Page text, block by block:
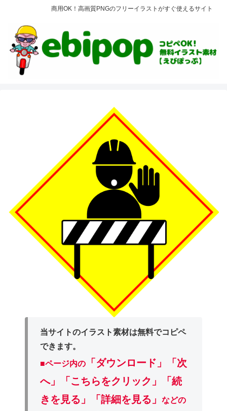
商用OK！高画質PNGのフリーイラストがすぐ使えるサイト
当サイトのイラスト素材は無料でコピペ
できます。
■ページ内の
「ダウンロード」
「次
へ」「こちらをクリック」「続
きを見る」「詳細を見る」などの